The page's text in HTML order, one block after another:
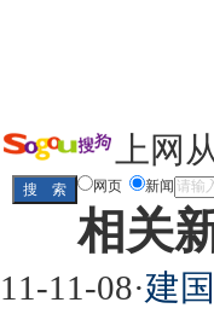
上网
网页 新闻
相关
11-11-08·建